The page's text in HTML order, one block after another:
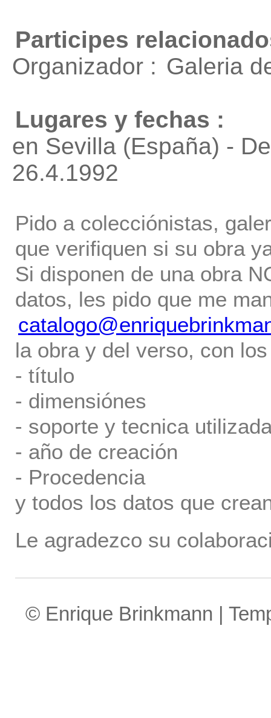
Participes
Organizador : Galeria
Lugares y fechas :
en Sevilla (España) -
26.4.1992
Pido a colecciónistas,
que verifiquen si su obra
Si disponen de una obra
datos, les pido que me
la obra y del verso, con
- título
- dimensiónes
- soporte y tecnica
- año de creación
- Procedencia
y todos los datos que
Le agradezco su
© Enrique Brinkmann |